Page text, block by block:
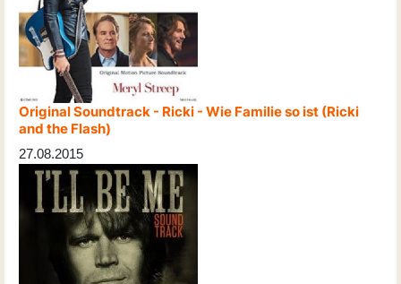
Original Soundtrack - Ricki - Wie Familie so ist (Ricki
and the Flash)
27.08.2015